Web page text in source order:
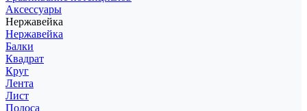
Аксессуары
Нержавейка
Нержавейка
Балки
Квадрат
Круг
Лента
Лист
Полоса